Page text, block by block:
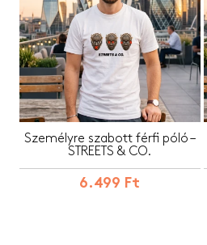
Személyre szabott férfi póló –
STREETS & CO.
6.499 Ft